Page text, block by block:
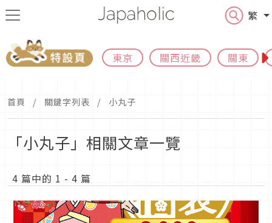
繁
東京 關西近畿 關東
首頁 關鍵字列表 小丸子
「小丸子」相關文章一覽
4 篇中的 1 - 4 篇